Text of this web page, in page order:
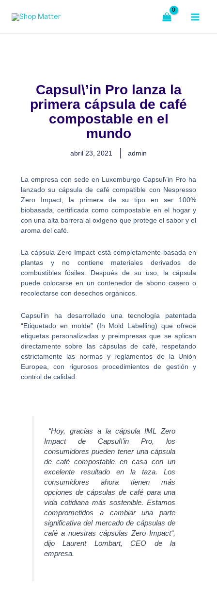
Capsul\’in Pro lanza la
primera cápsula de café
compostable en el
mundo
abril 23, 2021 admin
La empresa con sede en Luxemburgo Capsul\’in Pro ha
lanzado su cápsula de café compatible con Nespresso
Zero Impact, la primera de su tipo en ser 100%
biobasada, certificada como compostable en el hogar y
con una alta barrera al oxígeno que protege el sabor y el
aroma del café.
La cápsula Zero Impact está completamente basada en
plantas y no contiene materiales derivados de
combustibles fósiles. Después de su uso, la cápsula
puede colocarse en un contenedor de abono casero o
recolectarse con desechos orgánicos.
Capsul’in ha desarrollado una tecnología patentada
“Etiquetado en molde” (In Mold Labelling) que ofrece
etiquetas personalizadas y preimpresas que se aplican
directamente sobre las cápsulas de café, respetando
estrictamente las normas y reglamentos de la Unión
Europea, con rigurosos procedimientos de gestión y
control de calidad.
“Hoy, gracias a la cápsula IML Zero
Impact de Capsul\’in Pro, los
consumidores pueden tener una cápsula
de café compostable en casa con un
excelente resultado en la taza. Los
consumidores ahora tienen más
opciones de cápsulas de café para una
vida cotidiana más sostenible. Estamos
comprometidos a cambiar una parte
significativa del mercado de cápsulas de
café a nuestras cápsulas Zero Impact“,
dijo Laurent Lombart, CEO de la
empresa.